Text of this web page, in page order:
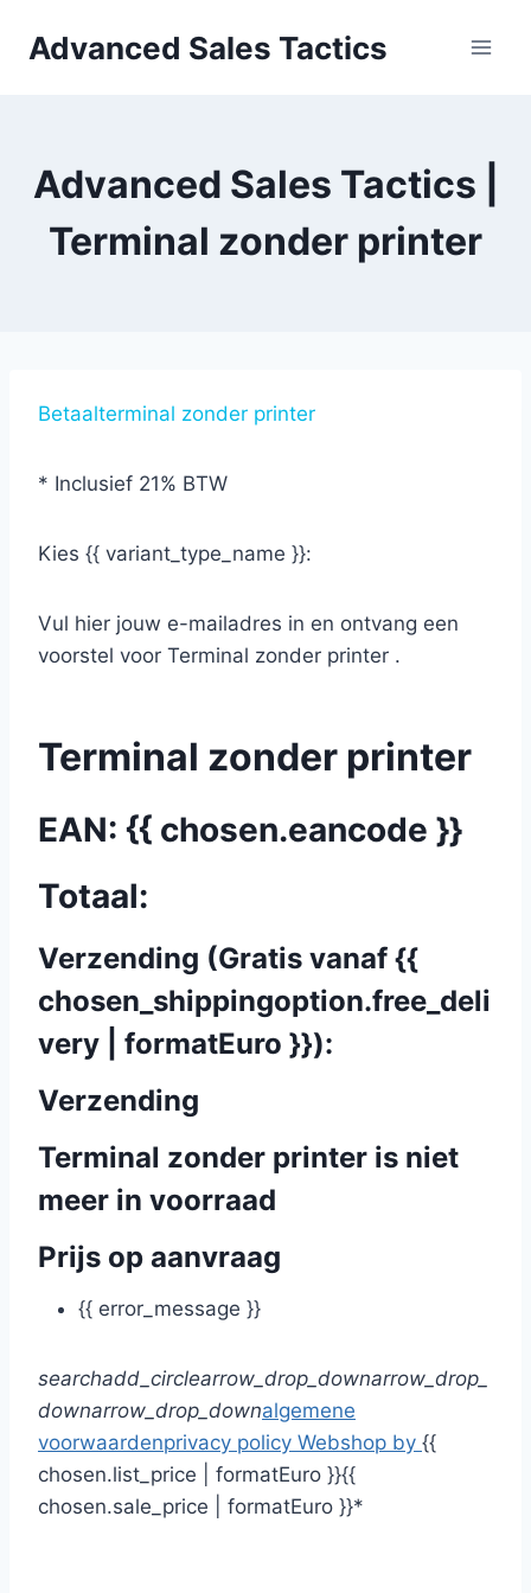
Advanced Sales Tactics
Advanced Sales Tactics |
Terminal zonder printer
Betaalterminal zonder printer
* Inclusief 21% BTW
Kies {{ variant_type_name }}:
Vul hier jouw e-mailadres in en ontvang een
voorstel voor Terminal zonder printer .
Terminal zonder printer
EAN: {{ chosen.eancode }}
Totaal:
Verzending (Gratis vanaf {{
chosen_shippingoption.free_deli
very | formatEuro }}):
Verzending
Terminal zonder printer is niet
meer in voorraad
Prijs op aanvraag
{{ error_message }}
searchadd_circlearrow_drop_downarrow_drop_
downarrow_drop_downalgemene
voorwaardenprivacy policy Webshop by {{
chosen.list_price | formatEuro }}{{
chosen.sale_price | formatEuro }}*